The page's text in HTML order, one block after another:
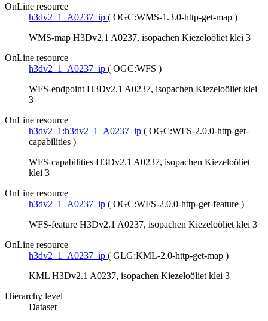
OnLine resource
h3dv2_1_A0237_ip ( OGC:WMS-1.3.0-http-get-map )
WMS-map H3Dv2.1 A0237, isopachen Kiezeloöliet klei 3
OnLine resource
h3dv2_1_A0237_ip ( OGC:WFS )
WFS-endpoint H3Dv2.1 A0237, isopachen Kiezeloöliet klei
3
OnLine resource
h3dv2_1:h3dv2_1_A0237_ip ( OGC:WFS-2.0.0-http-get-
capabilities )
WFS-capabilities H3Dv2.1 A0237, isopachen Kiezeloöliet
klei 3
OnLine resource
h3dv2_1_A0237_ip ( OGC:WFS-2.0.0-http-get-feature )
WFS-feature H3Dv2.1 A0237, isopachen Kiezeloöliet klei 3
OnLine resource
h3dv2_1_A0237_ip ( GLG:KML-2.0-http-get-map )
KML H3Dv2.1 A0237, isopachen Kiezeloöliet klei 3
Hierarchy level
Dataset